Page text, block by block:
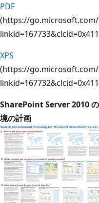
PDF
(https://
XPS
(https://
SharePoint Server 2010
境の計画